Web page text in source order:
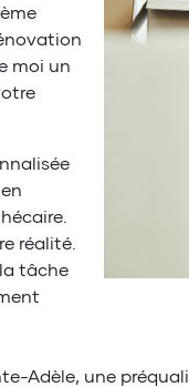
moi un
réalité.
tâche
Adèle, une